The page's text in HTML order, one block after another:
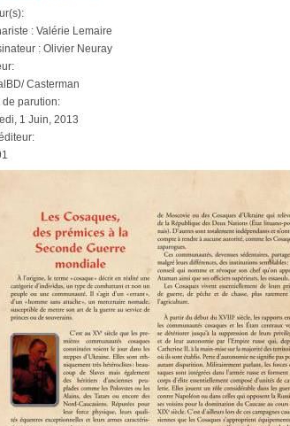
: Valérie Lemaire
: Olivier Neuray
Casterman
de parution:
1 Juin, 2013